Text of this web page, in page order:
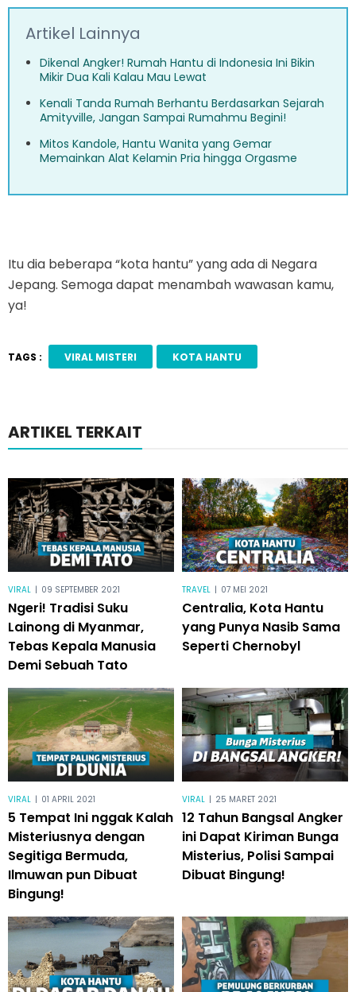
Artikel Lainnya
Dikenal Angker! Rumah Hantu di Indonesia Ini Bikin
Mikir Dua Kali Kalau Mau Lewat
Kenali Tanda Rumah Berhantu Berdasarkan Sejarah
Amityville, Jangan Sampai Rumahmu Begini!
Mitos Kandole, Hantu Wanita yang Gemar
Memainkan Alat Kelamin Pria hingga Orgasme
Itu dia beberapa “kota hantu” yang ada di Negara
Jepang. Semoga dapat menambah wawasan kamu,
ya!
TAGS : VIRAL MISTERI KOTA HANTU
ARTIKEL TERKAIT
VIRAL | 09 SEPTEMBER 2021
Ngeri! Tradisi Suku
Lainong di Myanmar,
Tebas Kepala Manusia
Demi Sebuah Tato
TRAVEL | 07 MEI 2021
Centralia, Kota Hantu
yang Punya Nasib Sama
Seperti Chernobyl
VIRAL | 01 APRIL 2021
5 Tempat Ini nggak Kalah
Misteriusnya dengan
Segitiga Bermuda,
Ilmuwan pun Dibuat
Bingung!
VIRAL | 25 MARET 2021
12 Tahun Bangsal Angker
ini Dapat Kiriman Bunga
Misterius, Polisi Sampai
Dibuat Bingung!